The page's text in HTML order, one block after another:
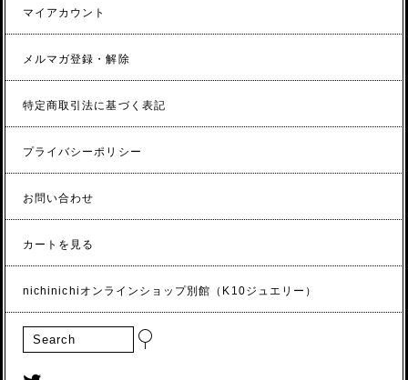
マイアカウント
メルマガ登録・解除
特定商取引法に基づく表記
プライバシーポリシー
お問い合わせ
カートを見る
nichinichiオンラインショップ別館（K10ジュエリー）